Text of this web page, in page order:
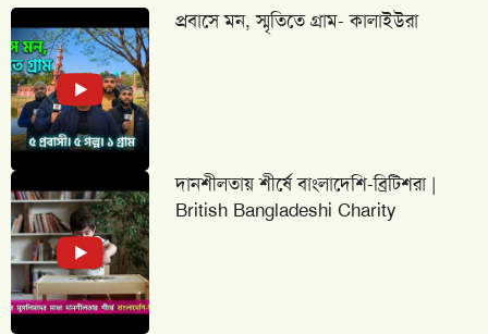
প্রবাসে মন, স্মৃতিতে গ্রাম- কালাইউরা
দানশীলতায় শীর্ষে বাংলাদেশি-ব্রিটিশরা |
British Bangladeshi Charity